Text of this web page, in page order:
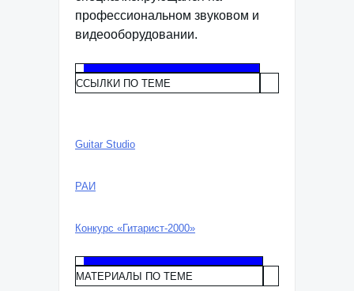
профессиональном звуковом и
видеооборудовании.
ССЫЛКИ ПО ТЕМЕ
Guitar Studio
РАИ
Конкурс «Гитарист-2000»
МАТЕРИАЛЫ ПО ТЕМЕ